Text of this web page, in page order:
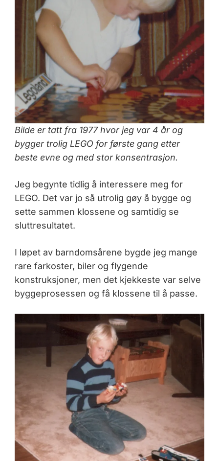
Bilde er tatt fra 1977 hvor jeg var 4 år og
bygger trolig LEGO for første gang etter
beste evne og med stor konsentrasjon.
Jeg begynte tidlig å interessere meg for
LEGO. Det var jo så utrolig gøy å bygge og
sette sammen klossene og samtidig se
sluttresultatet.
I løpet av barndomsårene bygde jeg mange
rare farkoster, biler og flygende
konstruksjoner, men det kjekkeste var selve
byggeprosessen og få klossene til å passe.